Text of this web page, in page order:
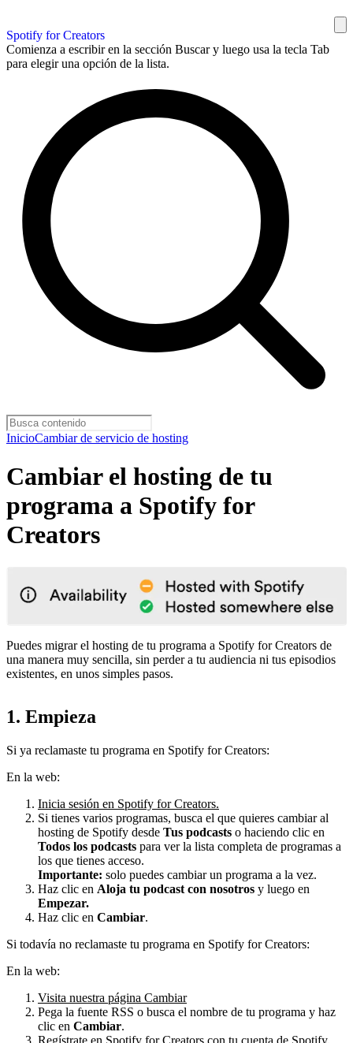
Spotify for Creators
Comienza a escribir en la sección Buscar y luego usa la tecla Tab
para elegir una opción de la lista.
InicioCambiar de servicio de hosting
Cambiar el hosting de tu
programa a Spotify for
Creators
Puedes migrar el hosting de tu programa a Spotify for Creators de
una manera muy sencilla, sin perder a tu audiencia ni tus episodios
existentes, en unos simples pasos.
1. Empieza
Si ya reclamaste tu programa en Spotify for Creators:
En la web:
Inicia sesión en Spotify for Creators.
Si tienes varios programas, busca el que quieres cambiar al
hosting de Spotify desde Tus podcasts o haciendo clic en
Todos los podcasts para ver la lista completa de programas a
los que tienes acceso.
Importante: solo puedes cambiar un programa a la vez.
Haz clic en Aloja tu podcast con nosotros y luego en
Empezar.
Haz clic en Cambiar.
Si todavía no reclamaste tu programa en Spotify for Creators:
En la web:
Visita nuestra página Cambiar
Pega la fuente RSS o busca el nombre de tu programa y haz
clic en Cambiar.
Regístrate en Spotify for Creators con tu cuenta de Spotify.